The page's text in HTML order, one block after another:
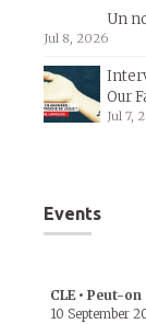
Un
Jul 8, 2026
Our
Jul 7,
Events
CLE • Peut-
10 September